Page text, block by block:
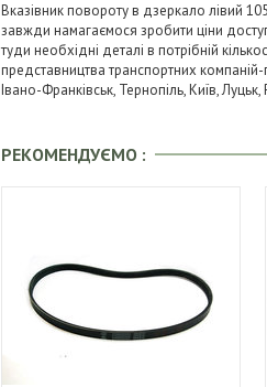
Вказівник повороту в дзеркало лівий
завжди намагаємося зробити ціни
туди необхідні деталі в потрібній
представництва транспортних компаній-
Івано-Франківськ, Тернопіль, Київ,
РЕКОМЕНДУЄМО :